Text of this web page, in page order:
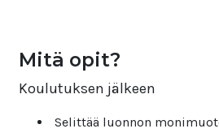
Mitä opit?
Koulutuksen jälkeen
Selittää luonnon